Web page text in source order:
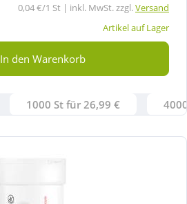
0,04 €/1 St | inkl. MwSt. zzgl.Versand
Artikel auf Lager
In den Warenkorb
1000 St für 26,99 €